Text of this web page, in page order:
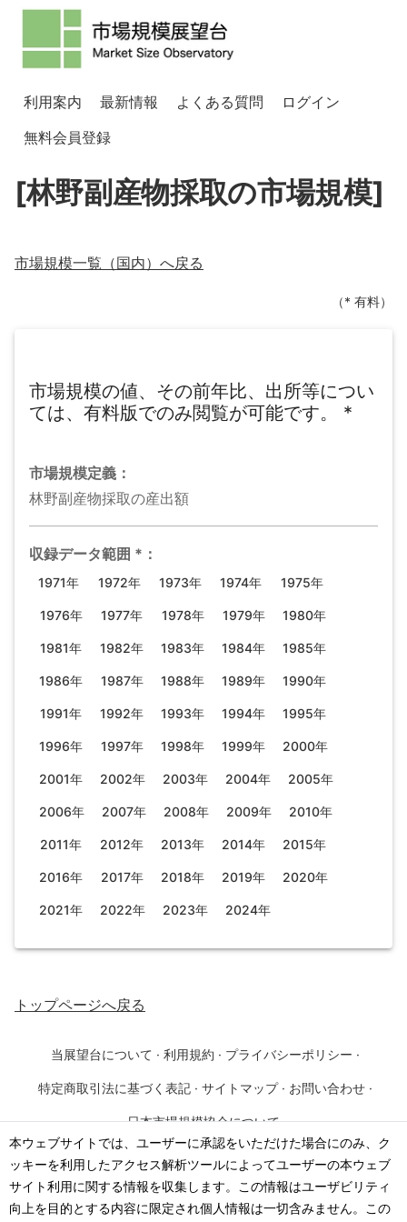
本ウェブサイトでは、ユーザーに承認をいただけた場合にのみ、ク
ッキーを利用したアクセス解析ツールによってユーザーの本ウェブ
サイト利用に関する情報を収集します。この情報はユーザビリティ
向上を目的とする内容に限定され個人情報は一切含みません。この
利用案内 最新情報 よくある質問
ログイン
無料会員登録
[林野副産物採取の市場規模]
市場規模一覧（国内）へ戻る
（* 有料）
市場規模の値、その前年比、出所等につい
ては、有料版でのみ閲覧が可能です。
*
市場規模定義：
林野副産物採取の産出額
収録データ範囲 * ：
1971年 1972年 1973年 1974年 1975年
1976年 1977年 1978年 1979年 1980年
1981年 1982年 1983年 1984年 1985年
1986年 1987年 1988年 1989年 1990年
1991年 1992年 1993年 1994年 1995年
1996年 1997年 1998年 1999年 2000年
2001年 2002年 2003年 2004年 2005年
2006年 2007年 2008年 2009年 2010年
2011年 2012年 2013年 2014年 2015年
2016年 2017年 2018年 2019年 2020年
2021年 2022年 2023年 2024年
トップページへ戻る
当展望台について · 利用規約 · プライバシーポリシー ·
特定商取引法に基づく表記 · サイトマップ · お問い合わせ ·
日本市場規模協会について
©2026· 一般社団法人 日本市場規模協会